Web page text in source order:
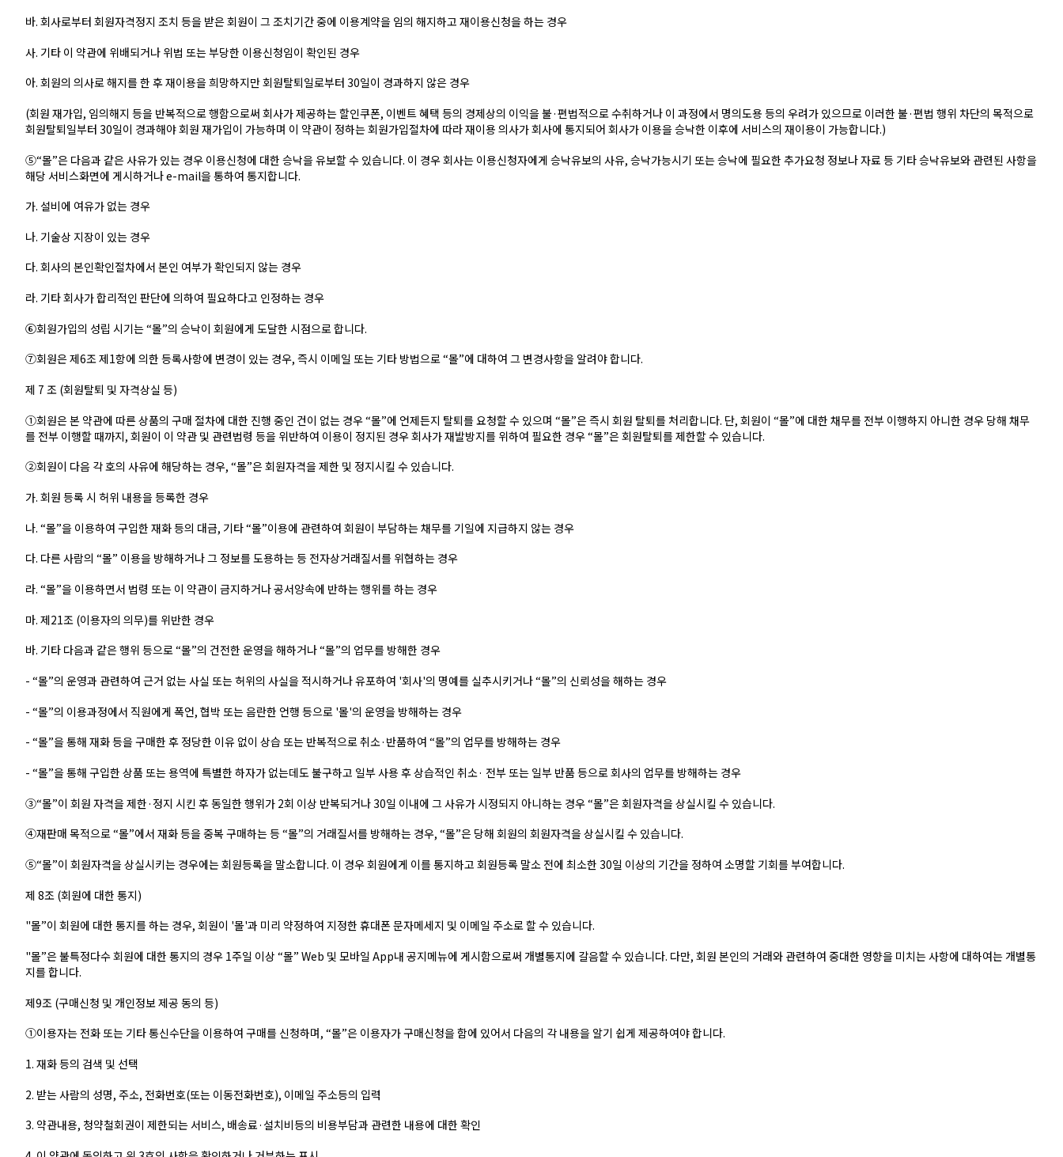
바. 회사로부터 회원자격정지 조치 등을 받은 회원이 그 조치기간 중에 이용계약을 임의 해지하고 재이용신청을 하는 경우
사. 기타 이 약관에 위배되거나 위법 또는 부당한 이용신청임이 확인된 경우
아. 회원의 의사로 해지를 한 후 재이용을 희망하지만 회원탈퇴일로부터 30일이 경과하지 않은 경우
(회원 재가입, 임의해지 등을 반복적으로 행함으로써 회사가 제공하는 할인쿠폰, 이벤트 혜택 등의 경제상의 이익을 불·편법적으로 수취하거나 이 과정에서 명의도용 등의 우려가 있으므로 이러한 불·편법 행위 차단의 목적으로
회원탈퇴일부터 30일이 경과해야 회원 재가입이 가능하며 이 약관이 정하는 회원가입절차에 따라 재이용 의사가 회사에 통지되어 회사가 이용을 승낙한 이후에 서비스의 재이용이 가능합니다.)
⑤“몰”은 다음과 같은 사유가 있는 경우 이용신청에 대한 승낙을 유보할 수 있습니다. 이 경우 회사는 이용신청자에게 승낙유보의 사유, 승낙가능시기 또는 승낙에 필요한 추가요청 정보나 자료 등 기타 승낙유보와 관련된 사항을
해당 서비스화면에 게시하거나 e-mail을 통하여 통지합니다.
가. 설비에 여유가 없는 경우
나. 기술상 지장이 있는 경우
다. 회사의 본인확인절차에서 본인 여부가 확인되지 않는 경우
라. 기타 회사가 합리적인 판단에 의하여 필요하다고 인정하는 경우
⑥회원가입의 성립 시기는 “몰”의 승낙이 회원에게 도달한 시점으로 합니다.
⑦회원은 제6조 제1항에 의한 등록사항에 변경이 있는 경우, 즉시 이메일 또는 기타 방법으로 “몰”에 대하여 그 변경사항을 알려야 합니다.
제 7 조 (회원탈퇴 및 자격상실 등)
①회원은 본 약관에 따른 상품의 구매 절차에 대한 진행 중인 건이 없는 경우 “몰”에 언제든지 탈퇴를 요청할 수 있으며 “몰”은 즉시 회원 탈퇴를 처리합니다. 단, 회원이 “몰”에 대한 채무를 전부 이행하지 아니한 경우 당해 채무
를 전부 이행할 때까지, 회원이 이 약관 및 관련법령 등을 위반하여 이용이 정지된 경우 회사가 재발방지를 위하여 필요한 경우 “몰”은 회원탈퇴를 제한할 수 있습니다.
②회원이 다음 각 호의 사유에 해당하는 경우, “몰”은 회원자격을 제한 및 정지시킬 수 있습니다.
가. 회원 등록 시 허위 내용을 등록한 경우
나. “몰”을 이용하여 구입한 재화 등의 대금, 기타 “몰”이용에 관련하여 회원이 부담하는 채무를 기일에 지급하지 않는 경우
다. 다른 사람의 “몰” 이용을 방해하거나 그 정보를 도용하는 등 전자상거래질서를 위협하는 경우
라. “몰”을 이용하면서 법령 또는 이 약관이 금지하거나 공서양속에 반하는 행위를 하는 경우
마. 제21조 (이용자의 의무)를 위반한 경우
바. 기타 다음과 같은 행위 등으로 “몰”의 건전한 운영을 해하거나 “몰”의 업무를 방해한 경우
- “몰”의 운영과 관련하여 근거 없는 사실 또는 허위의 사실을 적시하거나 유포하여 '회사'의 명예를 실추시키거나 “몰”의 신뢰성을 해하는 경우
- “몰”의 이용과정에서 직원에게 폭언, 협박 또는 음란한 언행 등으로 '몰'의 운영을 방해하는 경우
- “몰”을 통해 재화 등을 구매한 후 정당한 이유 없이 상습 또는 반복적으로 취소·반품하여 “몰”의 업무를 방해하는 경우
- “몰”을 통해 구입한 상품 또는 용역에 특별한 하자가 없는데도 불구하고 일부 사용 후 상습적인 취소· 전부 또는 일부 반품 등으로 회사의 업무를 방해하는 경우
③“몰”이 회원 자격을 제한·정지 시킨 후 동일한 행위가 2회 이상 반복되거나 30일 이내에 그 사유가 시정되지 아니하는 경우 “몰”은 회원자격을 상실시킬 수 있습니다.
④재판매 목적으로 “몰”에서 재화 등을 중복 구매하는 등 “몰”의 거래질서를 방해하는 경우, “몰”은 당해 회원의 회원자격을 상실시킬 수 있습니다.
⑤“몰”이 회원자격을 상실시키는 경우에는 회원등록을 말소합니다. 이 경우 회원에게 이를 통지하고 회원등록 말소 전에 최소한 30일 이상의 기간을 정하여 소명할 기회를 부여합니다.
제 8조 (회원에 대한 통지)
"몰”이 회원에 대한 통지를 하는 경우, 회원이 '몰'과 미리 약정하여 지정한 휴대폰 문자메세지 및 이메일 주소로 할 수 있습니다.
"몰”은 불특정다수 회원에 대한 통지의 경우 1주일 이상 “몰” Web 및 모바일 App내 공지메뉴에 게시함으로써 개별통지에 갈음할 수 있습니다. 다만, 회원 본인의 거래와 관련하여 중대한 영향을 미치는 사항에 대하여는 개별통
지를 합니다.
제9조 (구매신청 및 개인정보 제공 동의 등)
①이용자는 전화 또는 기타 통신수단을 이용하여 구매를 신청하며, “몰”은 이용자가 구매신청을 함에 있어서 다음의 각 내용을 알기 쉽게 제공하여야 합니다.
1. 재화 등의 검색 및 선택
2. 받는 사람의 성명, 주소, 전화번호(또는 이동전화번호), 이메일 주소등의 입력
3. 약관내용, 청약철회권이 제한되는 서비스, 배송료·설치비등의 비용부담과 관련한 내용에 대한 확인